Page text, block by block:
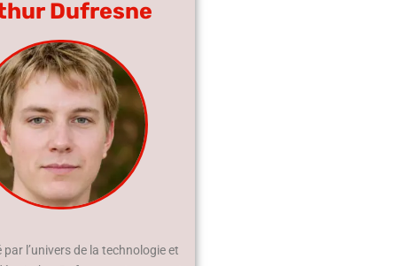
Dufresne
l’univers de la technologie et